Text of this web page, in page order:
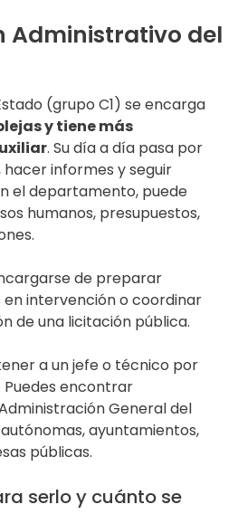
Administrativo del
(grupo C1) se encarga
y tiene más
. Su día a día pasa por
informes y seguir
el departamento, puede
humanos, presupuestos,
de preparar
intervención o coordinar
de una licitación pública.
a un jefe o técnico por
Puedes encontrar
General del
ayuntamientos,
públicas.
serlo y cuánto se